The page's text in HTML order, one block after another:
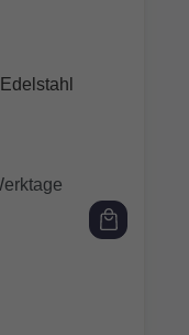
5 Sternen